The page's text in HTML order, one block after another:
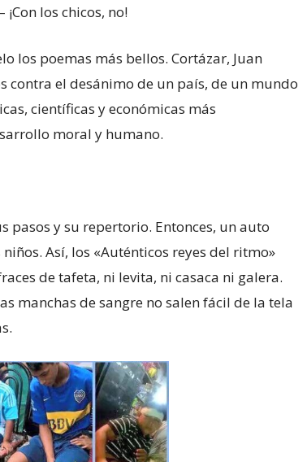
los chicos, no!
los poemas más bellos. Cortázar, Juan
contra el desánimo de un país, de un mundo
científicas y económicas más
moral y humano.
pasos y su repertorio. Entonces, un auto
Así, los «Auténticos reyes del ritmo»
de tafeta, ni levita, ni casaca ni galera.
manchas de sangre no salen fácil de la tela